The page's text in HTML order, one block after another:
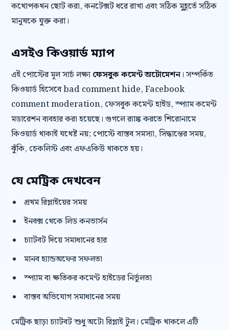
কথোপকথন ছোট করা, কনটেক্সট ধরে রাখা এবং সঠিক মুহূর্তে সঠিক
মানুষকে যুক্ত করা।
এসইও কিওয়ার্ড ম্যাপ
এই পোস্টের মূল সার্চ লক্ষ্যফেসবুক কমেন্ট অটোমেশন। সম্পর্কিত
কিওয়ার্ড হিসেবে bad comment hide, Facebook
comment moderation, ফেসবুক কমেন্ট হাইড, স্প্যাম কমেন্ট
মডারেশন ব্যবহার করা হয়েছে। গুগলে র‍্যাঙ্ক করতে শিরোনামে
কিওয়ার্ড থাকাই যথেষ্ট নয়; পোস্টে বাস্তব সমস্যা, সিদ্ধান্তের সময়,
ঝুঁকি, চেকলিস্ট এবং এফএকিউ থাকতে হয়।
যে মেট্রিক দেখবেন
প্রথম রিপ্লাইয়ের সময়
ইনবক্স থেকে লিড কনভার্সন
চ্যাটবট দিয়ে সমাধানের হার
মানব হ্যান্ডঅফের সফলতা
স্প্যাম বা ক্ষতিকর কমেন্ট হাইডের নির্ভুলতা
বাস্তব অভিযোগ সমাধানের সময়
মেট্রিক ছাড়া চ্যাটবট শুধু অটো রিপ্লাই টুল। মেট্রিক থাকলে এটি